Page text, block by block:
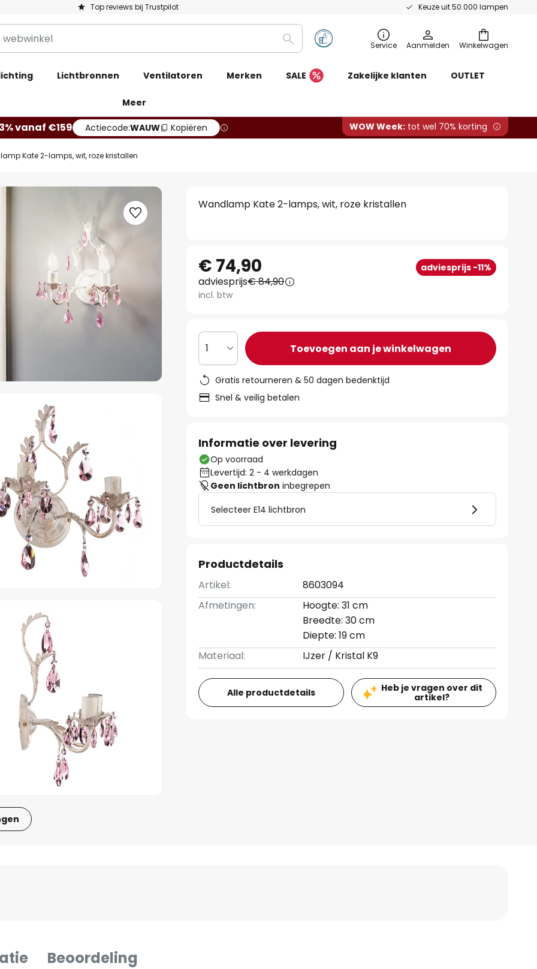
Top reviews bij Trustpilot Keuze uit 50.000 lampen
Winkelwagen
Zoeken Service Aanmelden
Lichtbronnen Ventilatoren Merken SALE Zakelijke klanten OUTLET
Meer
vanaf €159 Actiecode:WAUW Kopiëren WOW Week: tot wel 70% korting
Kate 2-lamps, wit, roze kristallen
Wandlamp Kate 2-lamps, wit, roze kristallen
€ 74,90 adviesprijs -11%
adviesprijs€ 84,90
incl. btw
1 Toevoegen aan je winkelwagen
Gratis retourneren & 50 dagen bedenktijd
Snel & veilig betalen
Informatie over levering
Op voorraad
Levertijd: 2 - 4 werkdagen
Geen lichtbron inbegrepen
Selecteer E14 lichtbron
Productdetails
Artikel:
8603094
Afmetingen:
Hoogte: 31 cm
Breedte: 30 cm
Diepte: 19 cm
Materiaal:
IJzer / Kristal K9
Alle productdetails
Heb je vragen over dit
artikel?
Beoordeling